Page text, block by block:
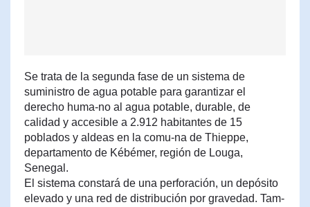
Se trata de la segunda fase de un sistema de
suministro de agua potable para garantizar el
derecho huma-no al agua potable, durable, de
calidad y accesible a 2.912 habitantes de 15
poblados y aldeas en la comu-na de Thieppe,
departamento de Kébémer, región de Louga,
Senegal.
El sistema constará de una perforación, un depósito
elevado y una red de distribución por gravedad. Tam-